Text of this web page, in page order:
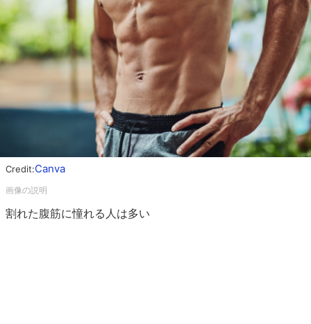
Credit:Canva
割れた腹筋に憧れる人は多い